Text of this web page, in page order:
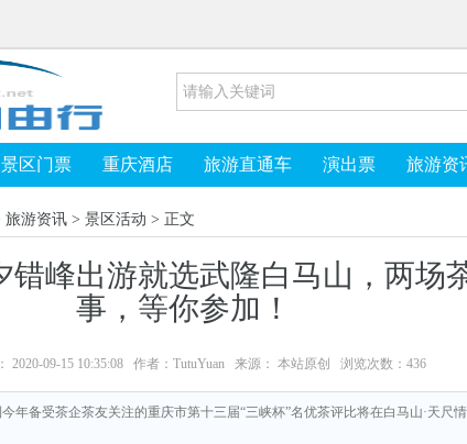
景区门票 重庆酒店 旅游直通车 演出票 旅游资
旅游资讯 > 景区活动 > 正文
错峰出游就选武隆白马山，两场
事，等你参加！
2020-09-15 10:35:08 作者：TutuYuan 来源： 本站原创 浏览次数： 436
年备受茶企茶友关注的重庆市第十三届“三峡杯”名优茶评比将在白马山·天尺